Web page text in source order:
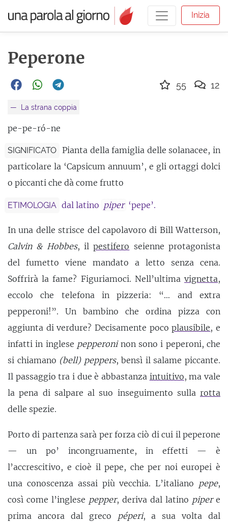
Inizia
Peperone
La strana coppia
pe-pe-ró-ne
SIGNIFICATO
Pianta della famiglia delle solanacee, in
particolare la ‘Capsicum annuum’, e gli ortaggi dolci
o piccanti che dà come frutto
ETIMOLOGIA dal latino piper ‘pepe’.
In una delle strisce del capolavoro di Bill Watterson,
Calvin & Hobbes, ilpestifero seienne protagonista
del fumetto viene mandato a letto senza cena.
Soffrirà la fame? Figuriamoci. Nell’ultima vignetta,
eccolo che telefona in pizzeria: “… and extra
pepperoni!”. Un bambino che ordina pizza con
aggiunta di verdure? Decisamente pocoplausibile, e
infatti in inglese pepperoninon sono i peperoni, che
si chiamano (bell) peppers, bensì il salame piccante.
Il passaggio tra i due è abbastanza intuitivo, ma vale
la pena di salpare al suo inseguimento sulla rotta
delle spezie.
Porto di partenza sarà per forza ciò di cui il peperone
— un po’ incongruamente, in effetti — è
l’accrescitivo, e cioè il pepe, che per noi europei è
una conoscenza assai più vecchia. L’italiano pepe,
così come l’inglese pepper, deriva dal latino pipere
prima ancora dal greco
péperi, a sua volta dal
55 12